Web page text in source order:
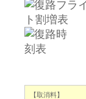
【取消料】